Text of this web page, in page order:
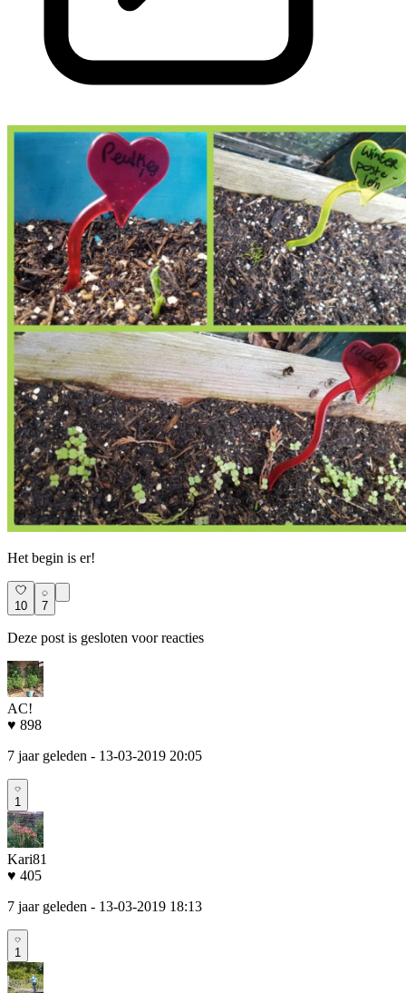
Het begin is er!
10 7
Deze post is gesloten voor reacties
AC!
♥ 898
7 jaar geleden - 13-03-2019 20:05
1
Kari81
♥ 405
7 jaar geleden - 13-03-2019 18:13
1